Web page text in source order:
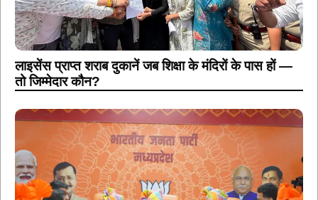
लाइसेंस प्राप्त शराब दुकानें जब शिक्षा के मंदिरों के पास हों —
तो जिम्मेदार कौन?